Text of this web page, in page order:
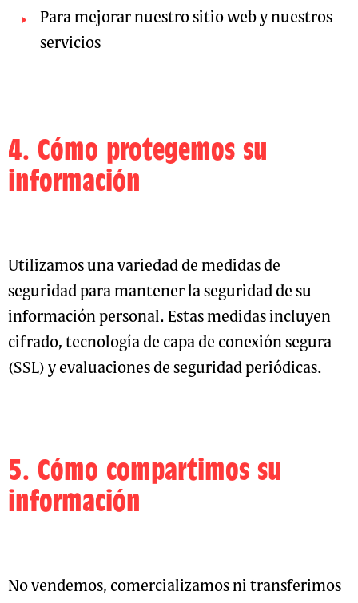
Para mejorar nuestro sitio web y nuestros
servicios
4. Cómo protegemos su
información
Utilizamos una variedad de medidas de
seguridad para mantener la seguridad de su
información personal. Estas medidas incluyen
cifrado, tecnología de capa de conexión segura
(SSL) y evaluaciones de seguridad periódicas.
5. Cómo compartimos su
información
No vendemos, comercializamos ni transferimos